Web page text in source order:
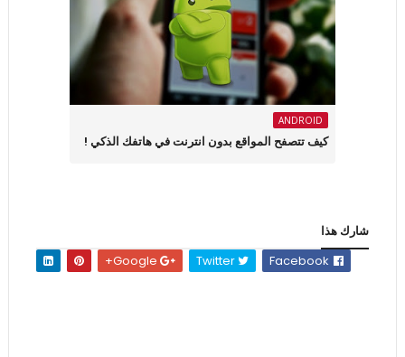
ANDROID
كيف تتصفح المواقع بدون انترنت في هاتفك الذكي !
شارك هذا
Twitter